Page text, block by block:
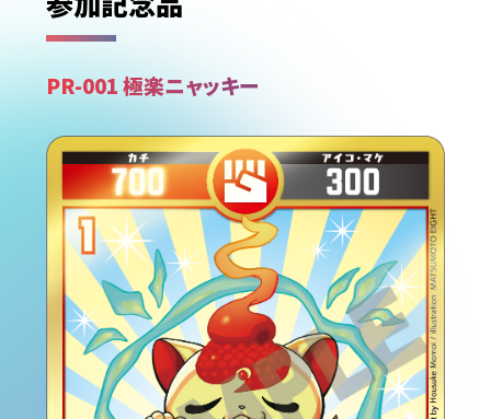
PR-001 極楽ニャッキー